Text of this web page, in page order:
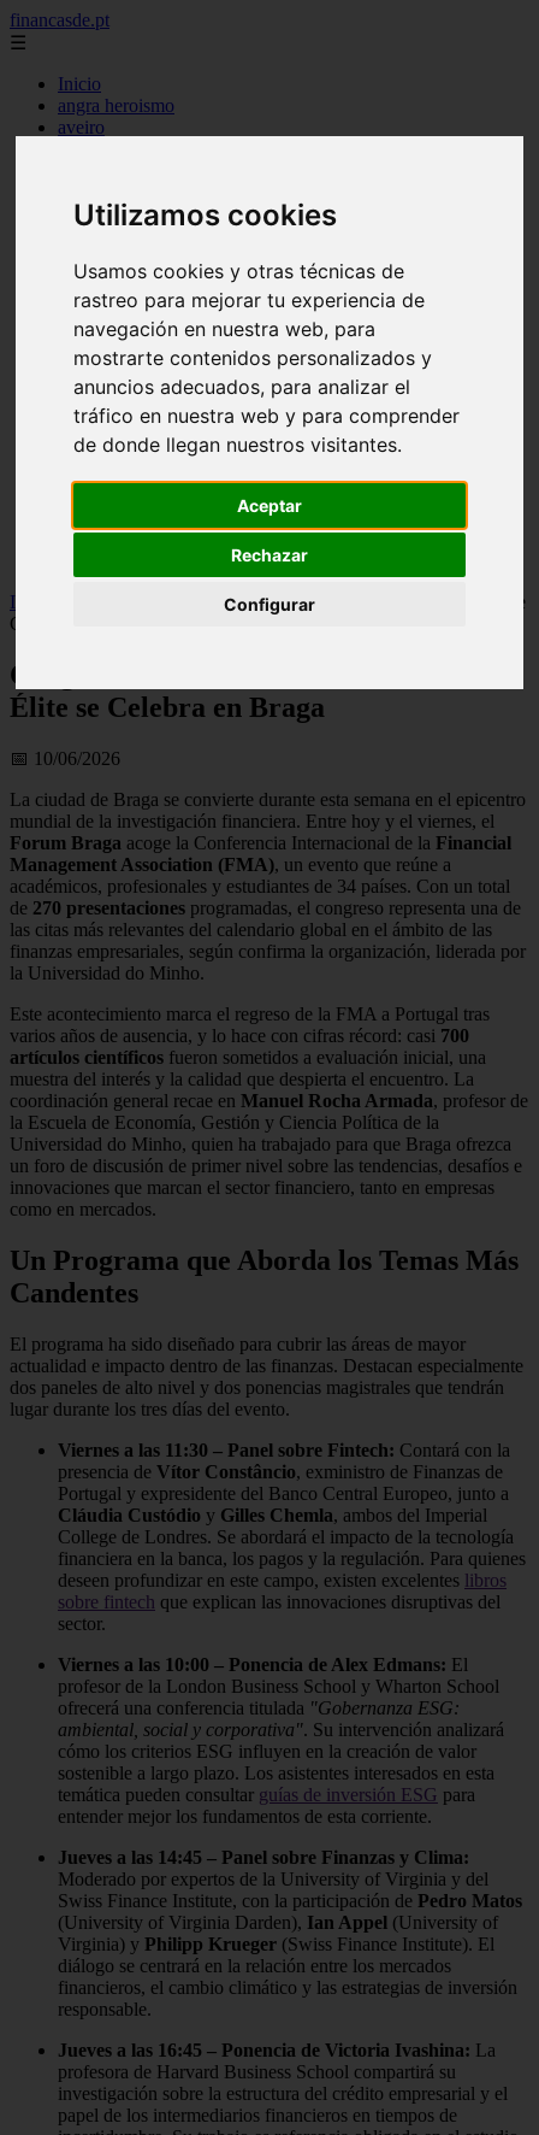
Utilizamos cookies
Usamos cookies y otras técnicas de
rastreo para mejorar tu experiencia de
navegación en nuestra web, para
mostrarte contenidos personalizados y
anuncios adecuados, para analizar el
tráfico en nuestra web y para comprender
de donde llegan nuestros visitantes.
Aceptar
Rechazar
Configurar
financasde.pt
☰
Inicio
angra heroismo
aveiro
castelo branco
faro
guarda
horta
leiria
lisboa
madeira
ponta delgada
portalegre
porto
vila real
Inicio
Congreso Internacional de Finanzas de Élite se
Celebra en Braga
Congreso Internacional de Finanzas de
Élite se Celebra en Braga
📅 10/06/2026
La ciudad de Braga se convierte durante esta semana en el epicentro
mundial de la investigación financiera. Entre hoy y el viernes, el
Forum Braga acoge la Conferencia Internacional de la Financial
Management Association (FMA), un evento que reúne a
académicos, profesionales y estudiantes de 34 países. Con un total
de 270 presentaciones programadas, el congreso representa una de
las citas más relevantes del calendario global en el ámbito de las
finanzas empresariales, según confirma la organización, liderada por
la Universidad do Minho.
Este acontecimiento marca el regreso de la FMA a Portugal tras
varios años de ausencia, y lo hace con cifras récord: casi 700
artículos científicos fueron sometidos a evaluación inicial, una
muestra del interés y la calidad que despierta el encuentro. La
coordinación general recae en Manuel Rocha Armada, profesor de
la Escuela de Economía, Gestión y Ciencia Política de la
Universidad do Minho, quien ha trabajado para que Braga ofrezca
un foro de discusión de primer nivel sobre las tendencias, desafíos e
innovaciones que marcan el sector financiero, tanto en empresas
como en mercados.
Un Programa que Aborda los Temas Más
Candentes
El programa ha sido diseñado para cubrir las áreas de mayor
actualidad e impacto dentro de las finanzas. Destacan especialmente
dos paneles de alto nivel y dos ponencias magistrales que tendrán
lugar durante los tres días del evento.
Viernes a las 11:30 – Panel sobre Fintech: Contará con la
presencia de Vítor Constâncio, exministro de Finanzas de
Portugal y expresidente del Banco Central Europeo, junto a
Cláudia Custódio y Gilles Chemla, ambos del Imperial
College de Londres. Se abordará el impacto de la tecnología
financiera en la banca, los pagos y la regulación. Para quienes
deseen profundizar en este campo, existen excelentes libros
sobre fintech que explican las innovaciones disruptivas del
sector.
Viernes a las 10:00 – Ponencia de Alex Edmans: El
profesor de la London Business School y Wharton School
ofrecerá una conferencia titulada "Gobernanza ESG:
ambiental, social y corporativa". Su intervención analizará
cómo los criterios ESG influyen en la creación de valor
sostenible a largo plazo. Los asistentes interesados en esta
temática pueden consultar guías de inversión ESG para
entender mejor los fundamentos de esta corriente.
Jueves a las 14:45 – Panel sobre Finanzas y Clima:
Moderado por expertos de la University of Virginia y del
Swiss Finance Institute, con la participación de Pedro Matos
(University of Virginia Darden), Ian Appel (University of
Virginia) y Philipp Krueger (Swiss Finance Institute). El
diálogo se centrará en la relación entre los mercados
financieros, el cambio climático y las estrategias de inversión
responsable.
Jueves a las 16:45 – Ponencia de Victoria Ivashina: La
profesora de Harvard Business School compartirá su
investigación sobre la estructura del crédito empresarial y el
papel de los intermediarios financieros en tiempos de